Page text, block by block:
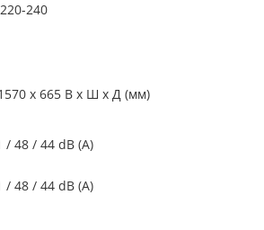
240
x 665 В x Ш x Д (мм)
/ 48 / 44 dB (A)
/ 48 / 44 dB (A)